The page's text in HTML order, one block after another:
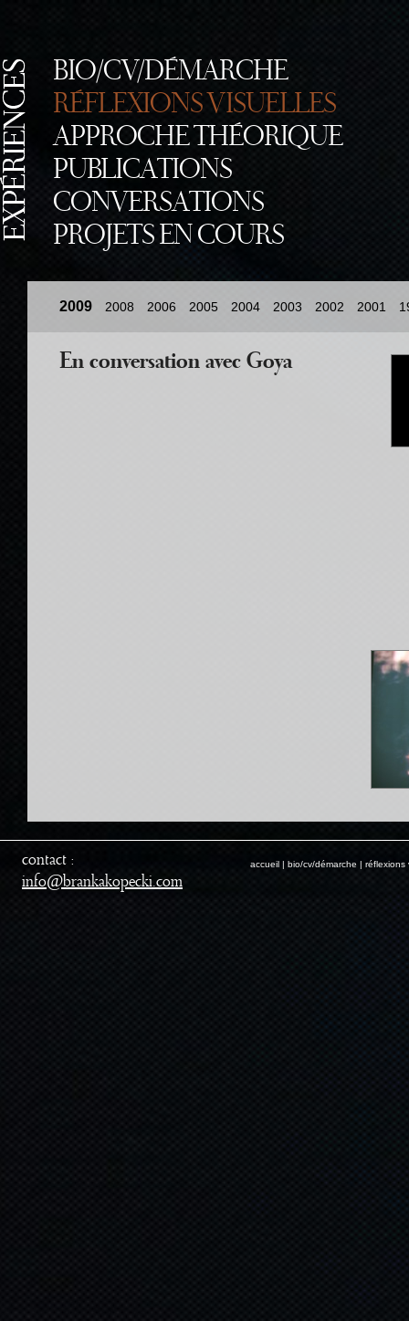
BIO/CV/DÉMARCHE
RÉFLEXIONS VISUELLES
APPROCHE THÉORIQUE
PUBLICATIONS
CONVERSATIONS
PROJETS EN COURS
2009 2008 2006 2005 2004 2003 2002 2001
En conversation avec Goya
contact :
info@brankakopecki.com
accueil | bio/cv/démarche | réflexions